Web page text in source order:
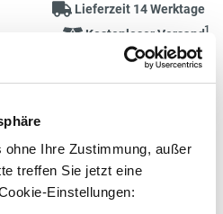
Ihre Zustimmung, außer
treffen Sie jetzt eine
Einstellungen:
Lieferzeit 14 Werktage
Kostenloser Versand1
E850913-BS merken